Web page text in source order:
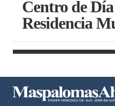
Centro de
Residencia